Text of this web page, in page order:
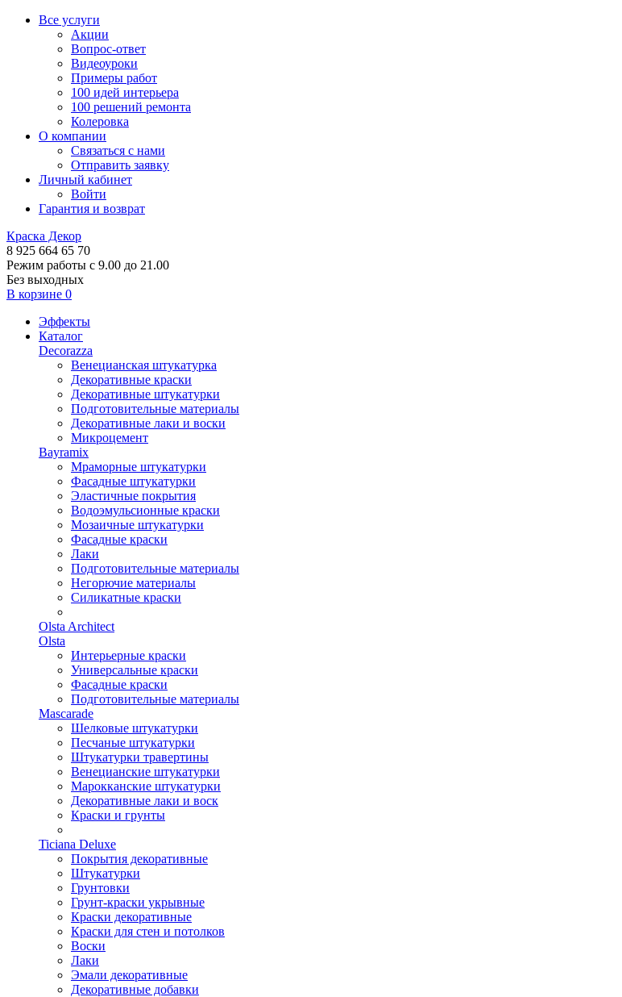
Все услуги
Акции
Вопрос-ответ
Видеоуроки
Примеры работ
100 идей интерьера
100 решений ремонта
Колеровка
О компании
Связаться с нами
Отправить заявку
Личный кабинет
Войти
Гарантия и возврат
Краска Декор
8 925 664 65 70
Режим работы с 9.00 до 21.00
Без выходных
В корзине 0
Эффекты
Каталог
Decorazza
Венецианская штукатурка
Декоративные краски
Декоративные штукатурки
Подготовительные материалы
Декоративные лаки и воски
Микроцемент
Bayramix
Мраморные штукатурки
Фасадные штукатурки
Эластичные покрытия
Водоэмульсионные краски
Мозаичные штукатурки
Фасадные краски
Лаки
Подготовительные материалы
Негорючие материалы
Силикатные краски
Olsta Architect
Olsta
Интерьерные краски
Универсальные краски
Фасадные краски
Подготовительные материалы
Mascarade
Шелковые штукатурки
Песчаные штукатурки
Штукатурки травертины
Венецианские штукатурки
Марокканские штукатурки
Декоративные лаки и воск
Краски и грунты
Ticiana Deluxe
Покрытия декоративные
Штукатурки
Грунтовки
Грунт-краски укрывные
Краски декоративные
Краски для стен и потолков
Воски
Лаки
Эмали декоративные
Декоративные добавки